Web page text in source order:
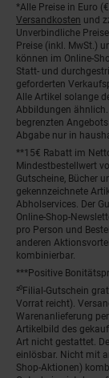
Fußnoten
*Alle Preise in Euro
Versandkosten und
Unverbindliche
Preise (inkl. MwSt.)
können im Online-
Statt- und
geforderten
Alle Artikel solange
Abbildungen
begrenzten
Abgabe nur in
**15€ Rabatt im
Mindestbestellwert
Gutscheine, Bücher
gekennzeichnete
Abholservices. Der
Online-Shop-
pro Person und
anderen
kombinierbar.
***Positive
²⁰Filial-Gutschein
Vorrat reicht).
Warenanlieferung
Artikelbild des
Art nicht gestattet.
einlösbar. Nicht mit
Shop-Aktionen)